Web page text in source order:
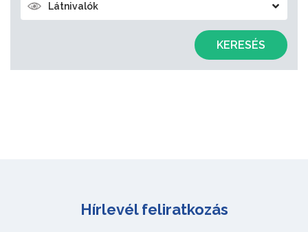
Látnivalók
KERESÉS
Hírlevél feliratkozás